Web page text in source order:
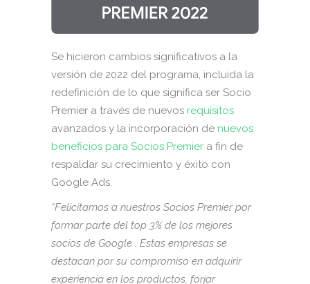
Se hicieron cambios significativos a la
versión de 2022 del programa, incluida la
redefinición de lo que significa ser Socio
Premier a través de nuevos requisitos
avanzados y la incorporación de nuevos
beneficios para Socios Premier a fin de
respaldar su crecimiento y éxito con
Google Ads.
“Felicitamos a nuestros Socios Premier por
formar parte del top 3% de los mejores
socios de Google . Estas empresas se
destacan por su compromiso en adquirir
experiencia en los productos, forjar